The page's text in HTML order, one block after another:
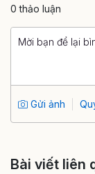
0 thảo luận
Gửi ảnh
Bài viết liên